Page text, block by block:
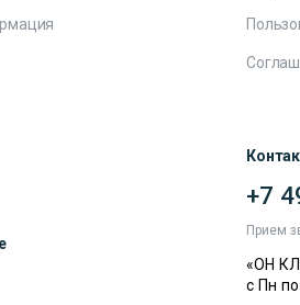
+7
Прием
«ОН
с Пн